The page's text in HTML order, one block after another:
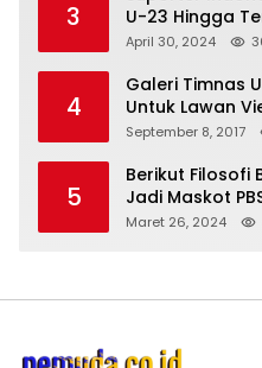
3
U-23 Hingga
April 30, 2024
4
Galeri Timnas
Untuk Lawan
September 8, 2017
5
Berikut Filosofi
Jadi Maskot
Maret 26, 2024